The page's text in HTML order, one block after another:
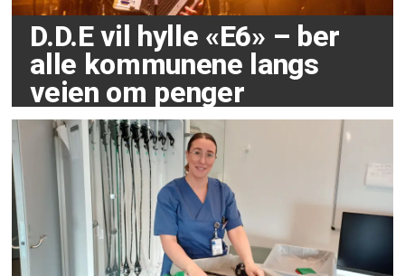
D.D.E vil hylle «E6» – ber
alle kommunene langs
veien om penger